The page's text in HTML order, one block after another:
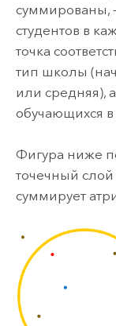
суммированы,
студентов в
точка
тип школы
или средняя),
обучающихся
Фигура ниже
точечный
суммирует